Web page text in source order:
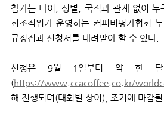
참가는 나이 성별 국적과 관계 없이 누
회조직위가 운영하는 커피비평가협회
규정집과 신청서를 내려받아 할 수 있다
신청은 9월 1 일부터 약 한
(https://www.ccacoffee.co.kr/
해 진행되며 (대회별 상이 ), 조기에 마감